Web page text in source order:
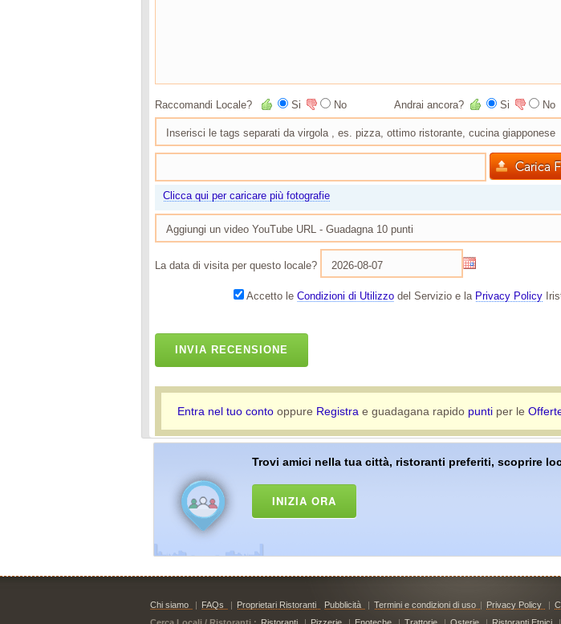
Raccomandi Locale? Si No Andrai ancora? Si No
Clicca qui per caricare più fotografie
La data di visita per questo locale?
Accetto le Condizioni di Utilizzodel Servizio e la Privacy Policy
INVIA RECENSIONE
Entra nel tuo contooppure Registra e guadagana rapido puntiper le
Trovi amici nella tua città, ristoranti preferiti, scoprire
INIZIA ORA
Chi siamo | FAQs | Proprietari Ristoranti Pubblicità | Termini e condizioni di uso | Privacy Policy |